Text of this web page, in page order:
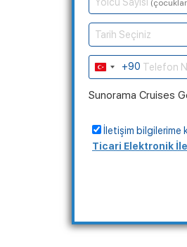
Tarih Seçiniz
Turkey+90
Sunorama Cruises
İletişim bilgilerime
Ticari Elektronik